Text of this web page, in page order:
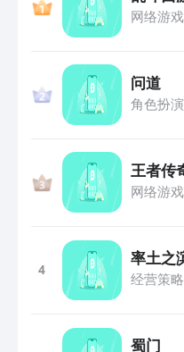
网络游戏
问道
角色扮演
王者传
网络游戏
4
率土之
经营策略
蜀门